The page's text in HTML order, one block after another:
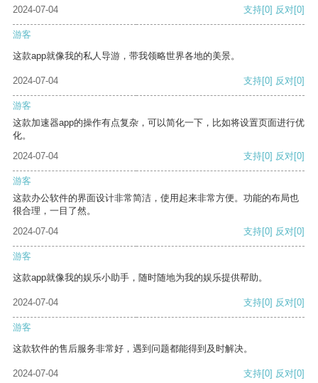
2024-07-04
支持[0] 反对[0]
游客
这款app就像我的私人导游，带我领略世界各地的美景。
2024-07-04 支持[0] 反对[0]
游客
这款加速器app的操作有点复杂，可以简化一下，比如将设置页面进行优
化。
2024-07-04
支持[0] 反对[0]
游客
这款办公软件的界面设计非常简洁，使用起来非常方便。功能的布局也
很合理，一目了然。
2024-07-04
支持[0] 反对[0]
游客
这款app就像我的娱乐小助手，随时随地为我的娱乐提供帮助。
2024-07-04 支持[0] 反对[0]
游客
这款软件的售后服务非常好，遇到问题都能得到及时解决。
2024-07-04 支持[0] 反对[0]